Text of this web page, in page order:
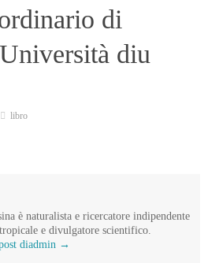
di
diu
libro
è naturalista e ricercatore indipendente
e divulgatore scientifico.
diadmin →